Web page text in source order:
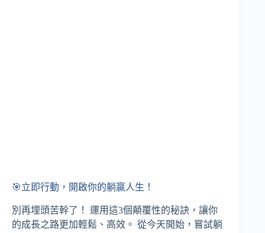
🎯立即行動，開啟你的躺贏人生！
別再埋頭苦幹了！ 運用這3個顛覆性的秘訣，讓你
的成長之路更加輕鬆、高效。 從今天開始，嘗試躺